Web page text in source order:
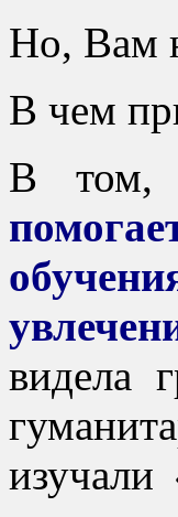
Но, Вам
В чем
В том,
видела